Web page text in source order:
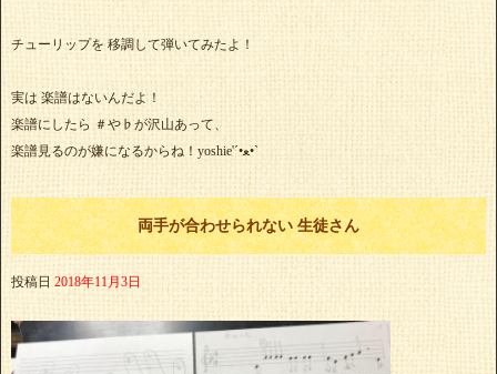
チューリップを 移調して弾いてみたよ！
実は 楽譜はないんだよ！
楽譜にしたら ＃や♭が沢山あって、
楽譜見るのが嫌になるからね！yoshie'‎´•ﻌ•`
両手が合わせられない 生徒さん
投稿日 2018年11月3日